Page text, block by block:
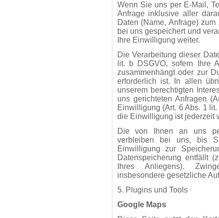
Wenn Sie uns per E-Mail,
Anfrage inklusive aller
Daten (Name, Anfrage)
bei uns gespeichert und
Ihre Einwilligung weiter.
Die Verarbeitung dieser
lit. b DSGVO, sofern Ihre
zusammenhängt oder zur
erforderlich ist. In allen
unserem berechtigten
uns gerichteten Anfragen
Einwilligung (Art. 6 Abs. 1
die Einwilligung ist jederzeit
Die von Ihnen an uns
verbleiben bei uns, bis
Einwilligung zur
Datenspeicherung entfällt
Ihres Anliegens).
insbesondere gesetzliche
5. Plugins und Tools
Google Maps